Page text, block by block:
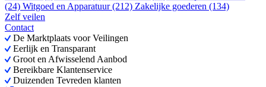
(24) Witgoed en Apparatuur (212) Zakelijke goederen (134)
Zelf veilen
Contact
De Marktplaats voor Veilingen
Eerlijk en Transparant
Groot en Afwisselend Aanbod
Bereikbare Klantenservice
Duizenden Tevreden klanten